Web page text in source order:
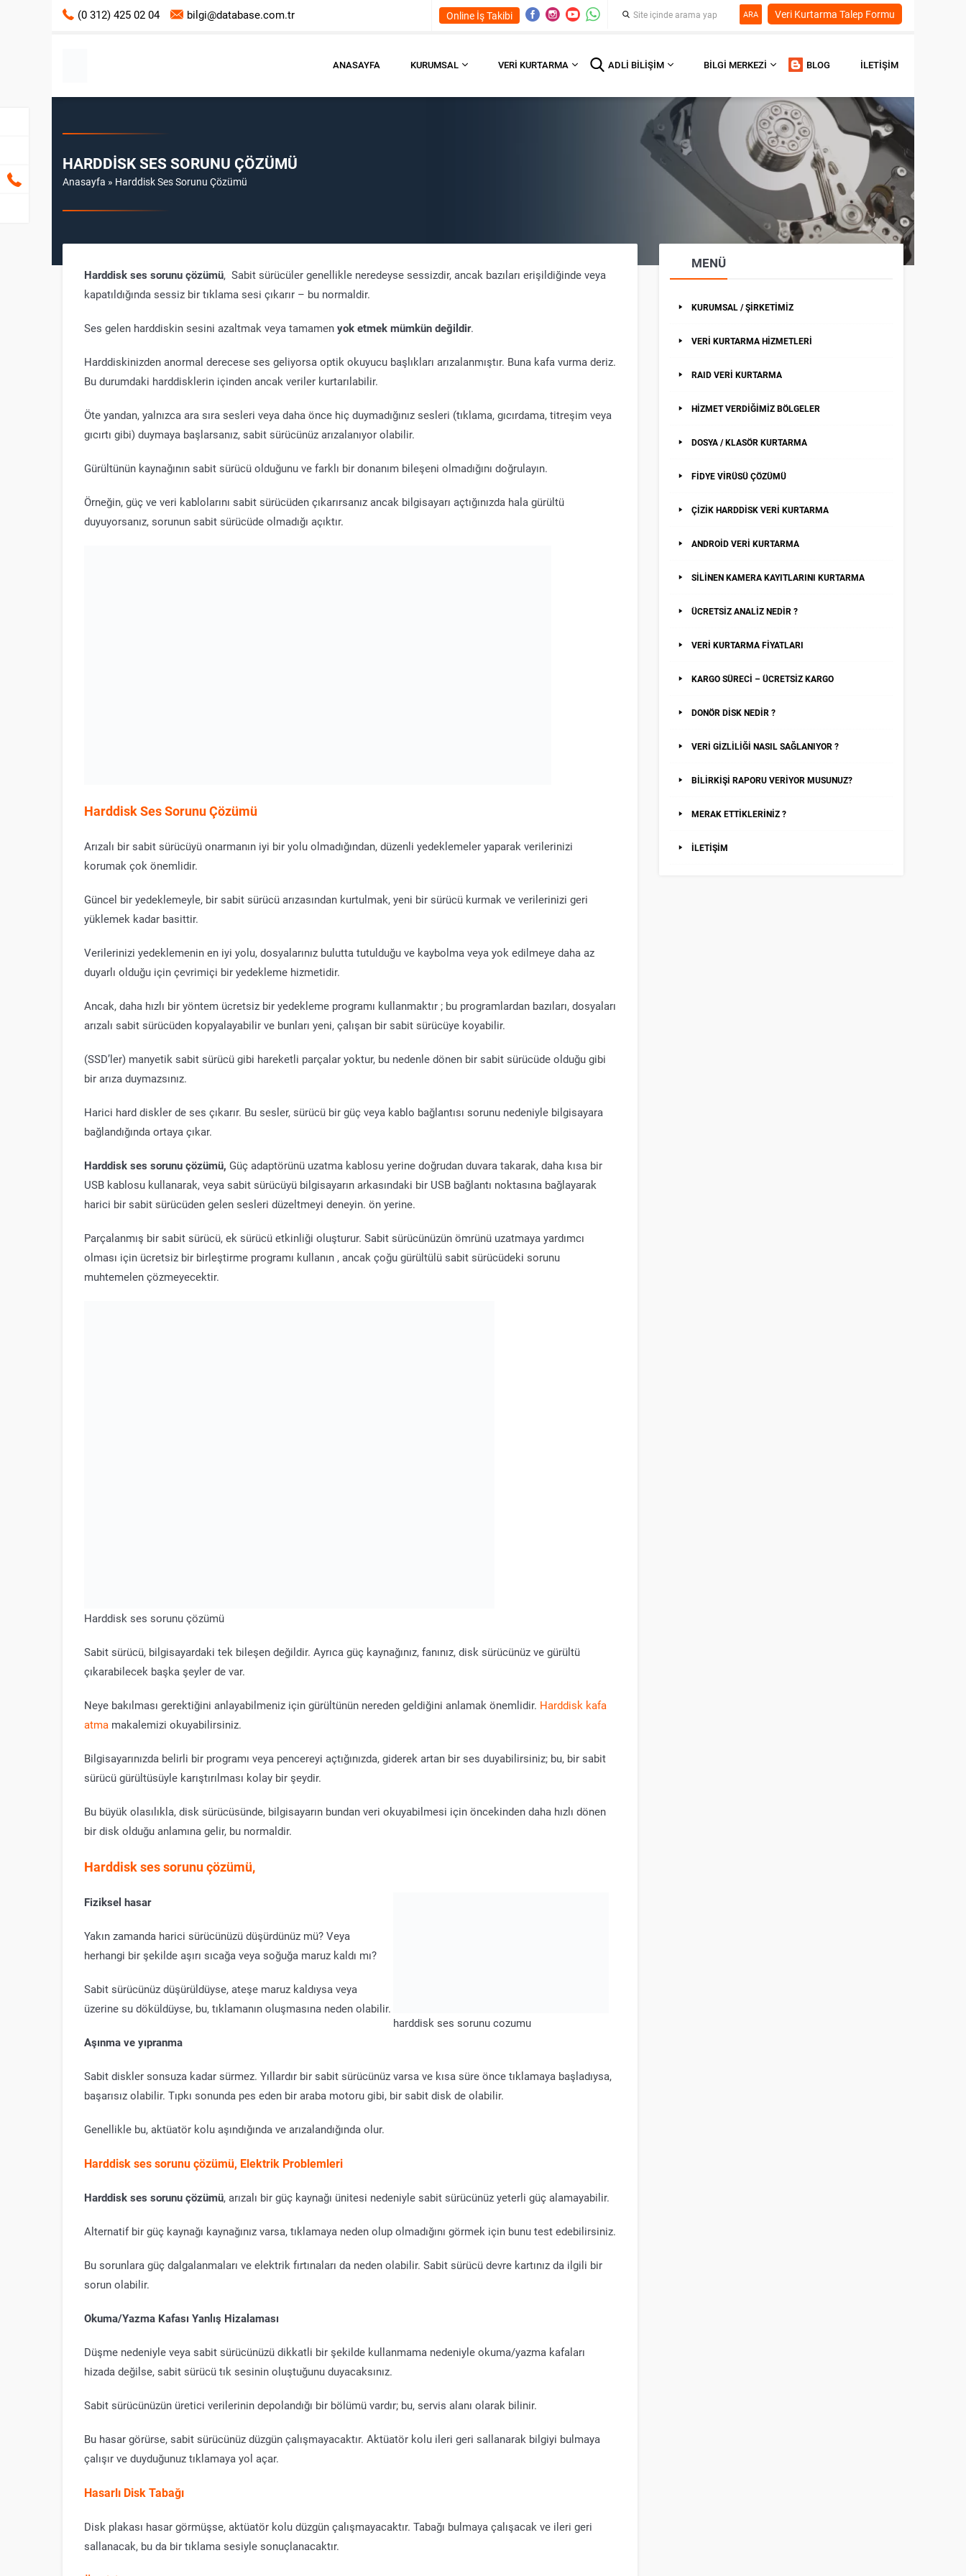
(0 312) 425 02 04 bilgi@database.com.tr Online İş Takibi Veri Kurtarma Talep Formu
ARA
ANASAYFA KURUMSAL VERI KURTARMA ADLI BILIŞIM BILGI MERKEZI BLOG İLETIŞIM
HARDDISK SES SORUNU ÇÖZÜMÜ
Anasayfa » Harddisk Ses Sorunu Çözümü
Harddisk ses sorunu çözümü, Sabit sürücüler genellikle neredeyse sessizdir, ancak bazıları erişildiğinde veya
kapatıldığında sessiz bir tıklama sesi çıkarır – bu normaldir.
Ses gelen harddiskin sesini azaltmak veya tamamen yok etmek mümkün değildir.
Harddiskinizden anormal derecese ses geliyorsa optik okuyucu başlıkları arızalanmıştır. Buna kafa vurma deriz.
Bu durumdaki harddisklerin içinden ancak veriler kurtarılabilir.
Öte yandan, yalnızca ara sıra sesleri veya daha önce hiç duymadığınız sesleri (tıklama, gıcırdama, titreşim veya
gıcırtı gibi) duymaya başlarsanız, sabit sürücünüz arızalanıyor olabilir.
Gürültünün kaynağının sabit sürücü olduğunu ve farklı bir donanım bileşeni olmadığını doğrulayın.
Örneğin, güç ve veri kablolarını sabit sürücüden çıkarırsanız ancak bilgisayarı açtığınızda hala gürültü
duyuyorsanız, sorunun sabit sürücüde olmadığı açıktır.
Harddisk Ses Sorunu Çözümü
Arızalı bir sabit sürücüyü onarmanın iyi bir yolu olmadığından, düzenli yedeklemeler yaparak verilerinizi
korumak çok önemlidir.
Güncel bir yedeklemeyle, bir sabit sürücü arızasından kurtulmak, yeni bir sürücü kurmak ve verilerinizi geri
yüklemek kadar basittir.
Verilerinizi yedeklemenin en iyi yolu, dosyalarınız bulutta tutulduğu ve kaybolma veya yok edilmeye daha az
duyarlı olduğu için çevrimiçi bir yedekleme hizmetidir.
Ancak, daha hızlı bir yöntem ücretsiz bir yedekleme programı kullanmaktır ; bu programlardan bazıları, dosyaları
arızalı sabit sürücüden kopyalayabilir ve bunları yeni, çalışan bir sabit sürücüye koyabilir.
(SSD’ler) manyetik sabit sürücü gibi hareketli parçalar yoktur, bu nedenle dönen bir sabit sürücüde olduğu gibi
bir arıza duymazsınız.
Harici hard diskler de ses çıkarır. Bu sesler, sürücü bir güç veya kablo bağlantısı sorunu nedeniyle bilgisayara
bağlandığında ortaya çıkar.
Harddisk ses sorunu çözümü, Güç adaptörünü uzatma kablosu yerine doğrudan duvara takarak, daha kısa bir
USB kablosu kullanarak, veya sabit sürücüyü bilgisayarın arkasındaki bir USB bağlantı noktasına bağlayarak
harici bir sabit sürücüden gelen sesleri düzeltmeyi deneyin. ön yerine.
Parçalanmış bir sabit sürücü, ek sürücü etkinliği oluşturur. Sabit sürücünüzün ömrünü uzatmaya yardımcı
olması için ücretsiz bir birleştirme programı kullanın , ancak çoğu gürültülü sabit sürücüdeki sorunu
muhtemelen çözmeyecektir.
Harddisk ses sorunu çözümü
Sabit sürücü, bilgisayardaki tek bileşen değildir. Ayrıca güç kaynağınız, fanınız, disk sürücünüz ve gürültü
çıkarabilecek başka şeyler de var.
Neye bakılması gerektiğini anlayabilmeniz için gürültünün nereden geldiğini anlamak önemlidir. Harddisk kafa
atma makalemizi okuyabilirsiniz.
Bilgisayarınızda belirli bir programı veya pencereyi açtığınızda, giderek artan bir ses duyabilirsiniz; bu, bir sabit
sürücü gürültüsüyle karıştırılması kolay bir şeydir.
Bu büyük olasılıkla, disk sürücüsünde, bilgisayarın bundan veri okuyabilmesi için öncekinden daha hızlı dönen
bir disk olduğu anlamına gelir, bu normaldir.
Harddisk ses sorunu çözümü,
harddisk ses sorunu cozumu
Fiziksel hasar
Yakın zamanda harici sürücünüzü düşürdünüz mü? Veya
herhangi bir şekilde aşırı sıcağa veya soğuğa maruz kaldı mı?
Sabit sürücünüz düşürüldüyse, ateşe maruz kaldıysa veya
üzerine su döküldüyse, bu, tıklamanın oluşmasına neden olabilir.
Aşınma ve yıpranma
Sabit diskler sonsuza kadar sürmez. Yıllardır bir sabit sürücünüz varsa ve kısa süre önce tıklamaya başladıysa,
başarısız olabilir. Tıpkı sonunda pes eden bir araba motoru gibi, bir sabit disk de olabilir.
Genellikle bu, aktüatör kolu aşındığında ve arızalandığında olur.
Harddisk ses sorunu çözümü, Elektrik Problemleri
Harddisk ses sorunu çözümü, arızalı bir güç kaynağı ünitesi nedeniyle sabit sürücünüz yeterli güç alamayabilir.
Alternatif bir güç kaynağı kaynağınız varsa, tıklamaya neden olup olmadığını görmek için bunu test edebilirsiniz.
Bu sorunlara güç dalgalanmaları ve elektrik fırtınaları da neden olabilir. Sabit sürücü devre kartınız da ilgili bir
sorun olabilir.
Okuma/Yazma Kafası Yanlış Hizalaması
Düşme nedeniyle veya sabit sürücünüzü dikkatli bir şekilde kullanmama nedeniyle okuma/yazma kafaları
hizada değilse, sabit sürücü tık sesinin oluştuğunu duyacaksınız.
Sabit sürücünüzün üretici verilerinin depolandığı bir bölümü vardır; bu, servis alanı olarak bilinir.
Bu hasar görürse, sabit sürücünüz düzgün çalışmayacaktır. Aktüatör kolu ileri geri sallanarak bilgiyi bulmaya
çalışır ve duyduğunuz tıklamaya yol açar.
Hasarlı Disk Tabağı
Disk plakası hasar görmüşse, aktüatör kolu düzgün çalışmayacaktır. Tabağı bulmaya çalışacak ve ileri geri
sallanacak, bu da bir tıklama sesiyle sonuçlanacaktır.
MENÜ
KURUMSAL / ŞİRKETİMİZ
VERİ KURTARMA HİZMETLERİ
RAID VERİ KURTARMA
HİZMET VERDİĞİMİZ BÖLGELER
DOSYA / KLASÖR KURTARMA
FİDYE VİRÜSÜ ÇÖZÜMÜ
ÇİZİK HARDDİSK VERİ KURTARMA
ANDROİD VERİ KURTARMA
SİLİNEN KAMERA KAYITLARINI KURTARMA
ÜCRETSİZ ANALİZ NEDİR ?
VERİ KURTARMA FİYATLARI
KARGO SÜRECİ – ÜCRETSİZ KARGO
DONÖR DİSK NEDİR ?
VERİ GİZLİLİĞİ NASIL SAĞLANIYOR ?
BİLİRKİŞİ RAPORU VERİYOR MUSUNUZ?
MERAK ETTİKLERİNİZ ?
İLETİŞİM